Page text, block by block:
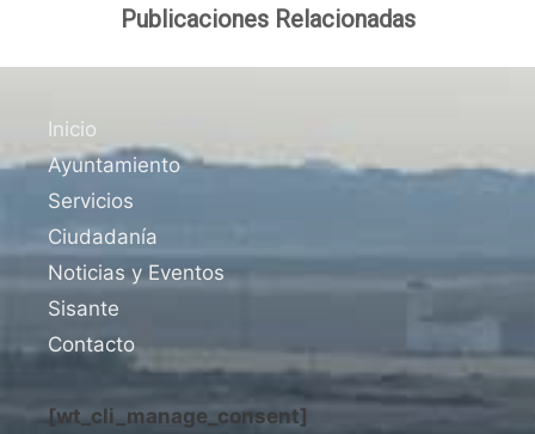
Publicaciones Relacionadas
Inicio
Ayuntamiento
Servicios
Ciudadanía
Noticias y Eventos
Sisante
Contacto
[wt_cli_manage_consent]